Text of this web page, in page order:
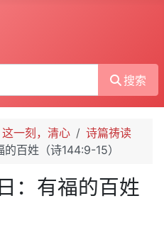
搜索
这一刻，清心
诗篇祷读
百姓（诗144:9-15）
：有福的百姓